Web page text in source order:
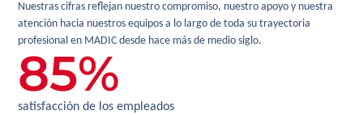
Nuestras cifras reflejan nuestro compromiso, nuestro apoyo y nuestra
atención hacia nuestros equipos a lo largo de toda su trayectoria
profesional en MADIC desde hace más de medio siglo.
satisfacción de los empleados
85%